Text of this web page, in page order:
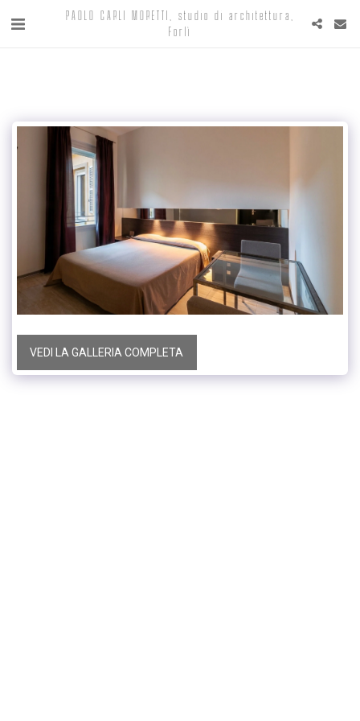
PAOLO CARLI MORETTI, studio di architettura,
Forlì
VEDI LA GALLERIA COMPLETA